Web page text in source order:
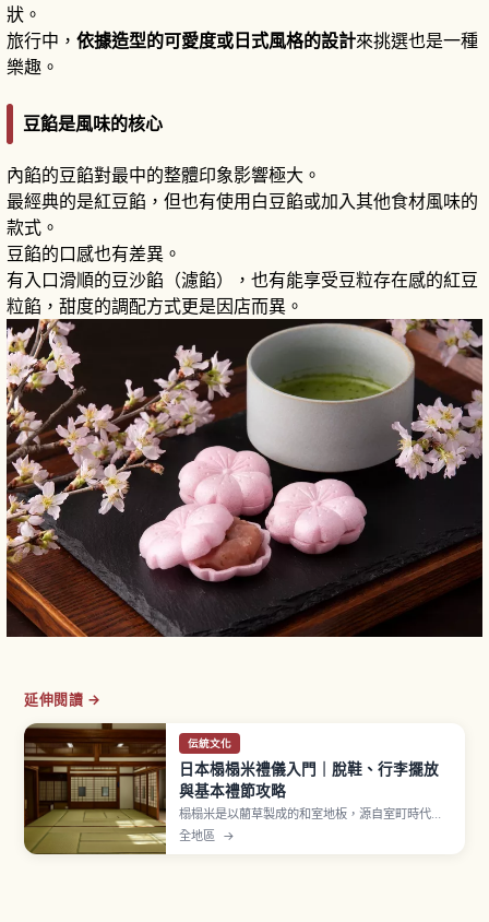
狀。
旅行中， 依據造型的可愛度或日式風格的設計來挑選也是一種
樂趣。
豆餡是風味的核心
內餡的豆餡對最中的整體印象影響極大。
最經典的是紅豆餡，但也有使用白豆餡或加入其他食材風味的
款式。
豆餡的口感也有差異。
有入口滑順的豆沙餡（濾餡），也有能享受豆粒存在感的紅豆
粒餡，甜度的調配方式更是因店而異。
延伸閱讀 →
伝統文化
日本榻榻米禮儀入門｜脫鞋、行李擺放
與基本禮節攻略
榻榻米是以藺草製成的和室地板，源自室町時代以
後鋪滿房間的形式。進入和室前須脫鞋並擺正鞋尖
全地區 →